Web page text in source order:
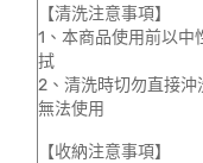
【清洗注意事項】
1、本商品使用前以中
拭
2、清洗時切勿直接
無法使用
【收納注意事項】